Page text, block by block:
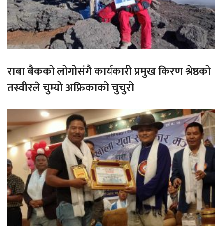
राबा बैकको लोगोसंगै कार्यकारी प्रमुख किरण श्रेष्ठको
तस्वीरले चुम्यो अफ्रिकाको चुचुरो